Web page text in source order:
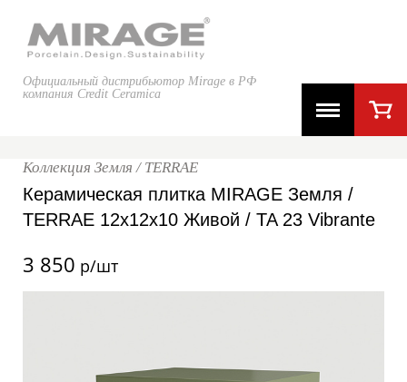
Официальный дистрибьютор Mirage в РФ
компания Credit Ceramica
Коллекция Земля / TERRAE
Керамическая плитка MIRAGE Земля /
TERRAE 12x12x10 Живой / TA 23 Vibrante
3 850 р/шт